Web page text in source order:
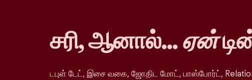
சரி, ஆனால்...ஏன்
டபுள் டேட், இசை வகை, ஜோதிட மோட், பாஸ்போர்ட்,